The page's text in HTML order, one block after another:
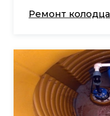
Ремонт колодца